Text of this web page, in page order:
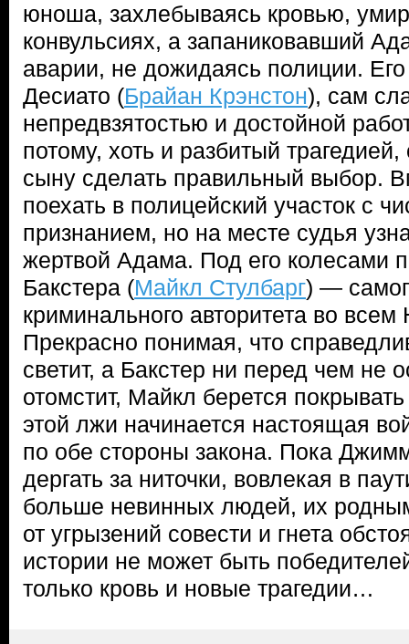
юноша, захлебываясь кровью,
конвульсиях, а запаниковавший
аварии, не дожидаясь полиции.
Десиато (Брайан Крэнстон), сам
непредвзятостью и достойной
потому, хоть и разбитый
сыну сделать правильный выбор.
поехать в полицейский участок с
признанием, но на месте судья
жертвой Адама. Под его колесами
Бакстера (Майкл Стулбарг) —
криминального авторитета во
Прекрасно понимая, что
светит, а Бакстер ни перед чем не
отомстит, Майкл берется
этой лжи начинается настоящая
по обе стороны закона. Пока
дергать за ниточки, вовлекая в
больше невинных людей, их
от угрызений совести и гнета
истории не может быть
только кровь и новые трагедии…